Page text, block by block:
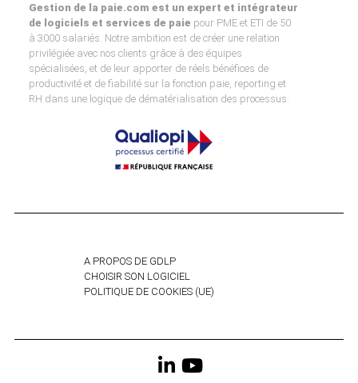
Gestion de la paie.com est un expert et intégrateur
de logiciels et services de paie pour PME et ETI de 50
à 3000 salariés. Notre ambition est de créer une relation
privilégiée avec nos clients grâce à des équipes
spécialisées, et de leur apporter de réels bénéfices de
productivité et de fiabilité sur la fonction paie, reporting et
RH dans une logique de dématérialisation des processus.
A PROPOS DE GDLP
CHOISIR SON LOGICIEL
POLITIQUE DE COOKIES (UE)